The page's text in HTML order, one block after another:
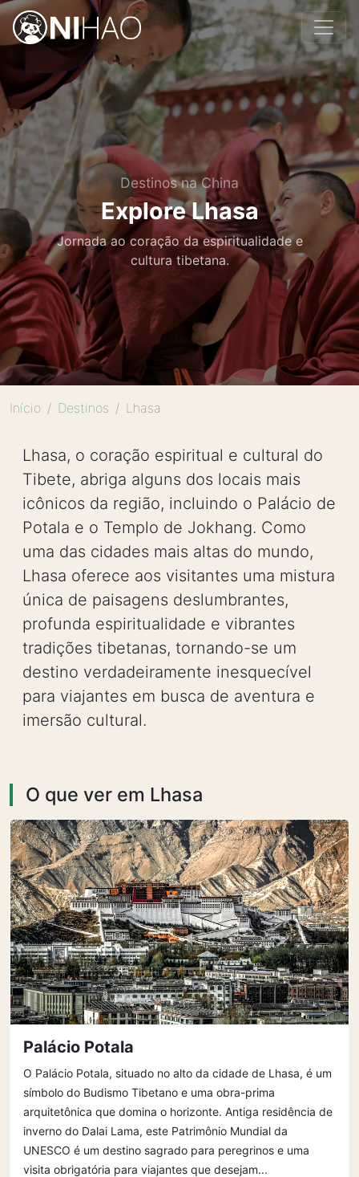
Destinos na China
Explore Lhasa
Jornada ao coração da espiritualidade e
cultura tibetana.
Início Destinos Lhasa
Lhasa, o coração espiritual e cultural do
Tibete, abriga alguns dos locais mais
icônicos da região, incluindo o Palácio de
Potala e o Templo de Jokhang. Como
uma das cidades mais altas do mundo,
Lhasa oferece aos visitantes uma mistura
única de paisagens deslumbrantes,
profunda espiritualidade e vibrantes
tradições tibetanas, tornando-se um
destino verdadeiramente inesquecível
para viajantes em busca de aventura e
imersão cultural.
O que ver em Lhasa
Palácio Potala
O Palácio Potala, situado no alto da cidade de Lhasa, é um
símbolo do Budismo Tibetano e uma obra-prima
arquitetônica que domina o horizonte. Antiga residência de
inverno do Dalai Lama, este Patrimônio Mundial da
UNESCO é um destino sagrado para peregrinos e uma
visita obrigatória para viajantes que desejam...